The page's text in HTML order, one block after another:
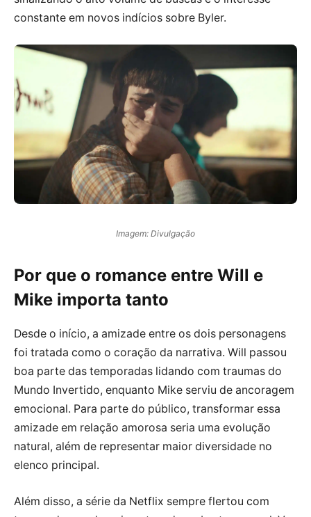
constante em novos indícios sobre Byler.
Imagem: Divulgação
Por que o romance entre Will e
Mike importa tanto
Desde o início, a amizade entre os dois personagens
foi tratada como o coração da narrativa. Will passou
boa parte das temporadas lidando com traumas do
Mundo Invertido, enquanto Mike serviu de ancoragem
emocional. Para parte do público, transformar essa
amizade em relação amorosa seria uma evolução
natural, além de representar maior diversidade no
elenco principal.
Além disso, a série da Netflix sempre flertou com